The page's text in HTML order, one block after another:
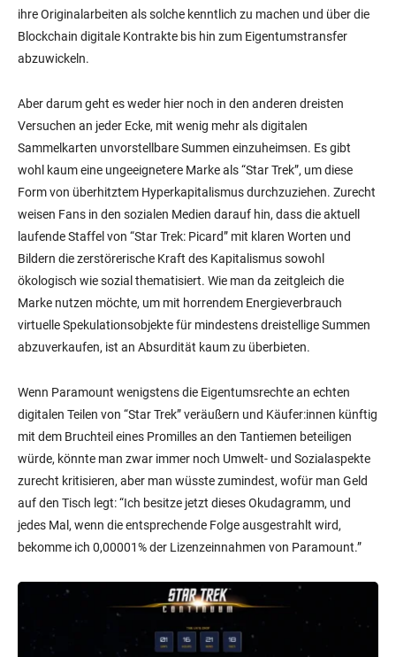
ihre Originalarbeiten als solche kenntlich zu machen und über die
Blockchain digitale Kontrakte bis hin zum Eigentumstransfer
abzuwickeln.
Aber darum geht es weder hier noch in den anderen dreisten
Versuchen an jeder Ecke, mit wenig mehr als digitalen
Sammelkarten unvorstellbare Summen einzuheimsen. Es gibt
wohl kaum eine ungeeignetere Marke als “Star Trek”, um diese
Form von überhitztem Hyperkapitalismus durchzuziehen. Zurecht
weisen Fans in den sozialen Medien darauf hin, dass die aktuell
laufende Staffel von “Star Trek: Picard” mit klaren Worten und
Bildern die zerstörerische Kraft des Kapitalismus sowohl
ökologisch wie sozial thematisiert. Wie man da zeitgleich die
Marke nutzen möchte, um mit horrendem Energieverbrauch
virtuelle Spekulationsobjekte für mindestens dreistellige Summen
abzuverkaufen, ist an Absurdität kaum zu überbieten.
Wenn Paramount wenigstens die Eigentumsrechte an echten
digitalen Teilen von “Star Trek” veräußern und Käufer:innen künftig
mit dem Bruchteil eines Promilles an den Tantiemen beteiligen
würde, könnte man zwar immer noch Umwelt- und Sozialaspekte
zurecht kritisieren, aber man wüsste zumindest, wofür man Geld
auf den Tisch legt: “Ich besitze jetzt dieses Okudagramm, und
jedes Mal, wenn die entsprechende Folge ausgestrahlt wird,
bekomme ich 0,00001% der Lizenzeinnahmen von Paramount.”